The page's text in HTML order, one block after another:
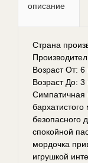
описание
Страна
Возраст От:
Возраст До: 3
Симпатичная
безопасного
спокойной
мордочка
игрушкой